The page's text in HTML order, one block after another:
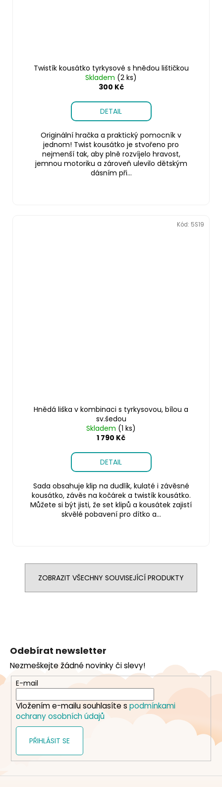
Twistík kousátko tyrkysové s hnědou lištičkou
Skladem (2 ks)
300 Kč
DETAIL
Originální hračka a praktický pomocník v
jednom! Twist kousátko je stvořeno pro
nejmenší tak, aby plně rozvíjelo hravost,
jemnou motoriku a zároveň ulevilo dětským
dásním při...
Hnědá liška v kombinaci s tyrkysovou, bílou a
sv.šedou
Skladem (1 ks)
1 790 Kč
DETAIL
Sada obsahuje klip na dudlík, kulaté i závěsné
kousátko, závěs na kočárek a twistík kousátko.
Můžete si být jisti, že set klipů a kousátek zajistí
skvělé pobavení pro dítko a...
Kód: 5S19
ZOBRAZIT VŠECHNY SOUVISEJÍCÍ PRODUKTY
a
t
Odebírat newsletter
Nezmeškejte žádné novinky či slevy!
E-mail
Vložením e-mailu souhlasíte s podmínkami
ochrany osobních údajů
PŘIHLÁSIT SE